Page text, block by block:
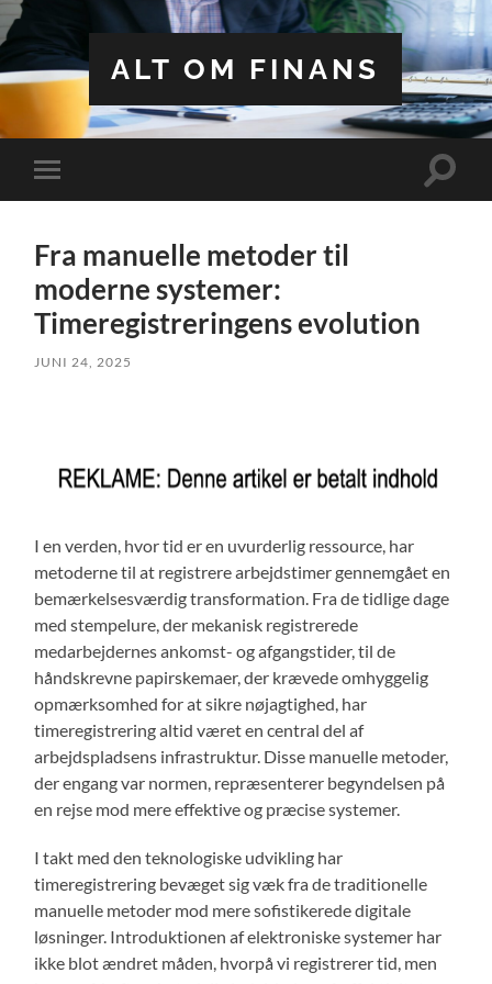
ALT OM FINANS
Toggle
mobile
Toggle
Fra manuelle metoder til
moderne systemer:
Timeregistreringens evolution
JUNI 24, 2025
I en verden, hvor tid er en uvurderlig ressource, har
metoderne til at registrere arbejdstimer gennemgået en
bemærkelsesværdig transformation. Fra de tidlige dage
med stempelure, der mekanisk registrerede
medarbejdernes ankomst- og afgangstider, til de
håndskrevne papirskemaer, der krævede omhyggelig
opmærksomhed for at sikre nøjagtighed, har
timeregistrering altid været en central del af
arbejdspladsens infrastruktur. Disse manuelle metoder,
der engang var normen, repræsenterer begyndelsen på
en rejse mod mere effektive og præcise systemer.
I takt med den teknologiske udvikling har
timeregistrering bevæget sig væk fra de traditionelle
manuelle metoder mod mere sofistikerede digitale
løsninger. Introduktionen af elektroniske systemer har
ikke blot ændret måden, hvorpå vi registrerer tid, men